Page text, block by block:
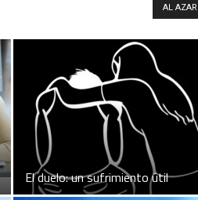
AL AZAR
El duelo: un sufrimiento útil